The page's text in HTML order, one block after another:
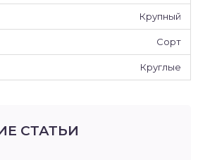
Крупный
Сорт
Круглые
СТАТЬИ